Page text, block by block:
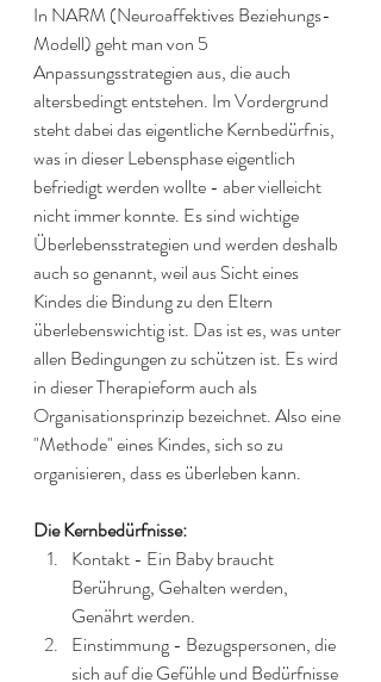
In NARM (Neuroaffektives Beziehungs-
Modell) geht man von 5
Anpassungsstrategien aus, die auch
altersbedingt entstehen. Im Vordergrund
steht dabei das eigentliche Kernbedürfnis,
was in dieser Lebensphase eigentlich
befriedigt werden wollte - aber vielleicht
nicht immer konnte. Es sind wichtige
Überlebensstrategien und werden deshalb
auch so genannt, weil aus Sicht eines
Kindes die Bindung zu den Eltern
überlebenswichtig ist. Das ist es, was unter
allen Bedingungen zu schützen ist. Es wird
in dieser Therapieform auch als
Organisationsprinzip bezeichnet. Also eine
"Methode" eines Kindes, sich so zu
organisieren, dass es überleben kann.
Die Kernbedürfnisse:
Kontakt - Ein Baby braucht
Berührung, Gehalten werden,
Genährt werden.
Einstimmung - Bezugspersonen, die
sich auf die Gefühle und Bedürfnisse